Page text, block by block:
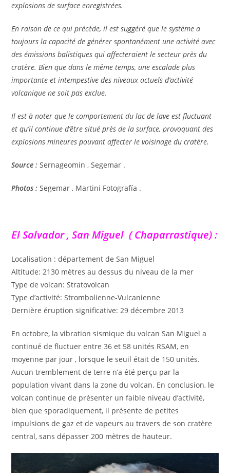
explosions de surface enregistrées.
En raison de ce qui précède, il est suggéré que le système a
toujours la capacité de générer spontanément une activité avec
des émissions balistiques qui affecteraient le secteur près du
cratère. Bien que dans le même temps, une escalade plus
importante et intempestive des niveaux actuels d’activité
volcanique ne soit pas exclue.
Il est à noter que le comportement du lac de lave est fluctuant
et qu’il continue d’être situé près de la surface, provoquant des
explosions mineures pouvant affecter le voisinage du cratère.
Source : Sernageomin , Segemar .
Photos : Segemar , Martini Fotografía .
El Salvador , San Miguel ( Chaparrastique) :
Localisation : département de San Miguel
Altitude: 2130 mètres au dessus du niveau de la mer
Type de volcan: Stratovolcan
Type d’activité: Strombolienne-Vulcanienne
Dernière éruption significative: 29 décembre 2013
En octobre, la vibration sismique du volcan San Miguel a
continué de fluctuer entre 36 et 58 unités RSAM, en
moyenne par jour , lorsque le seuil était de 150 unités.
Aucun tremblement de terre n’a été perçu par la
population vivant dans la zone du volcan. En conclusion, le
volcan continue de présenter un faible niveau d’activité,
bien que sporadiquement, il présente de petites
impulsions de gaz et de vapeurs au travers de son cratère
central, sans dépasser 200 mètres de hauteur.